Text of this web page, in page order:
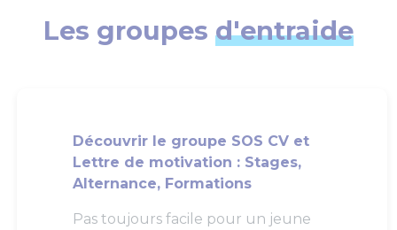
Les groupes d'entraide
Découvrir le groupe SOS CV et
Lettre de motivation : Stages,
Alternance, Formations
Pas toujours facile pour un jeune